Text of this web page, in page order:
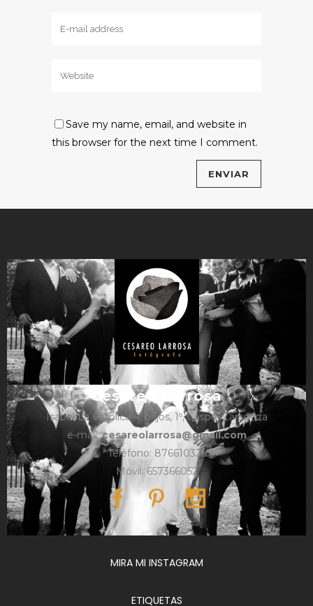
Save my name, email, and website in
this browser for the next time I comment.
Cesareo Larrosa
Isabel La Católica 4, bajos, 1º, Caspe, Zaragoza
e-mail:cesareolarrosa@gmail.com
Teléfono: 876610325
Móvil: 657366052
MIRA MI INSTAGRAM
ETIQUETAS